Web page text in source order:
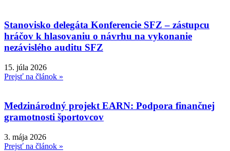
Stanovisko delegáta Konferencie SFZ – zástupcu
hráčov k hlasovaniu o návrhu na vykonanie
nezávislého auditu SFZ
15. júla 2026
Prejsť na článok »
Medzinárodný projekt EARN: Podpora finančnej
gramotnosti športovcov
3. mája 2026
Prejsť na článok »